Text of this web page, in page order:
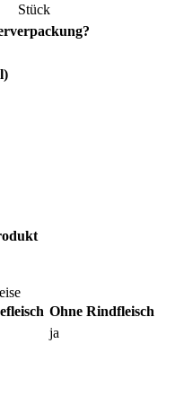
Stück
Ohne Rindfleisch
ja